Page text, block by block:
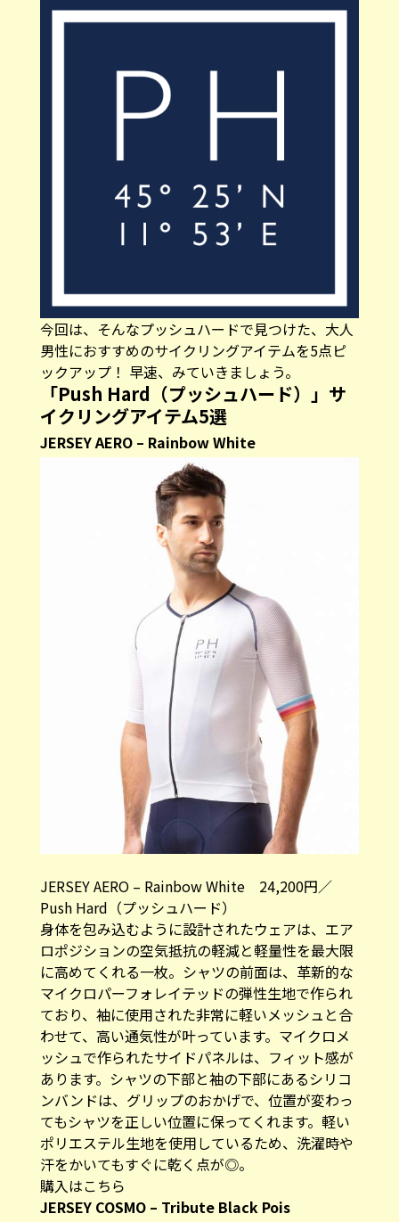
今回は、そんなプッシュハードで見つけた、大人
男性におすすめのサイクリングアイテムを5点ピ
ックアップ！ 早速、みていきましょう。
「Push Hard（プッシュハード）」サ
イクリングアイテム5選
JERSEY AERO – Rainbow White
JERSEY AERO – Rainbow White 24,200円／
Push Hard（プッシュハード）
身体を包み込むように設計されたウェアは、エア
ロポジションの空気抵抗の軽減と軽量性を最大限
に高めてくれる一枚。シャツの前面は、革新的な
マイクロパーフォレイテッドの弾性生地で作られ
ており、袖に使用された非常に軽いメッシュと合
わせて、高い通気性が叶っています。マイクロメ
ッシュで作られたサイドパネルは、フィット感が
あります。シャツの下部と袖の下部にあるシリコ
ンバンドは、グリップのおかげで、位置が変わっ
てもシャツを正しい位置に保ってくれます。軽い
ポリエステル生地を使用しているため、洗濯時や
汗をかいてもすぐに乾く点が◎。
購入はこちら
JERSEY COSMO – Tribute Black Pois